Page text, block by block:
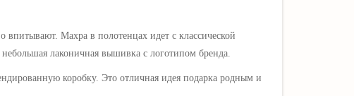
Махра в полотенцах идет с классической
лаконичная вышивка с логотипом бренда.
коробку. Это отличная идея подарка родным и